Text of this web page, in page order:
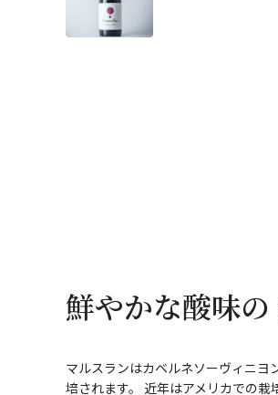
鮮やかな酸味
マルスランはカベルネソーヴィニヨ
培されます。 近年はアメリカでの栽